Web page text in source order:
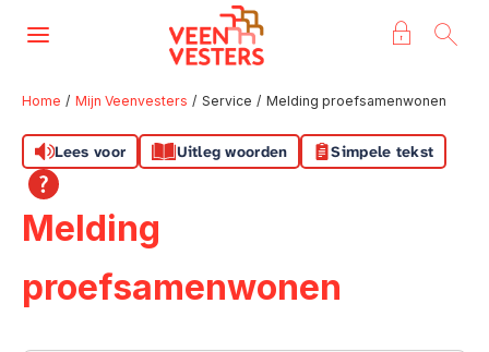
Naar hoofdinhoud
Naar hoofdnavigatiemenu
Naar zoeken
Naar de homepage
Ga naar Hoofd
Home Mijn Veenvesters Service Melding proefsamenwonen
Lees voor Uitleg woorden Simpele tekst
Melding
proefsamenwonen